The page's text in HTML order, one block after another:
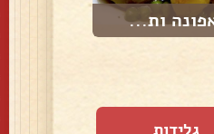
ות...
גלידות